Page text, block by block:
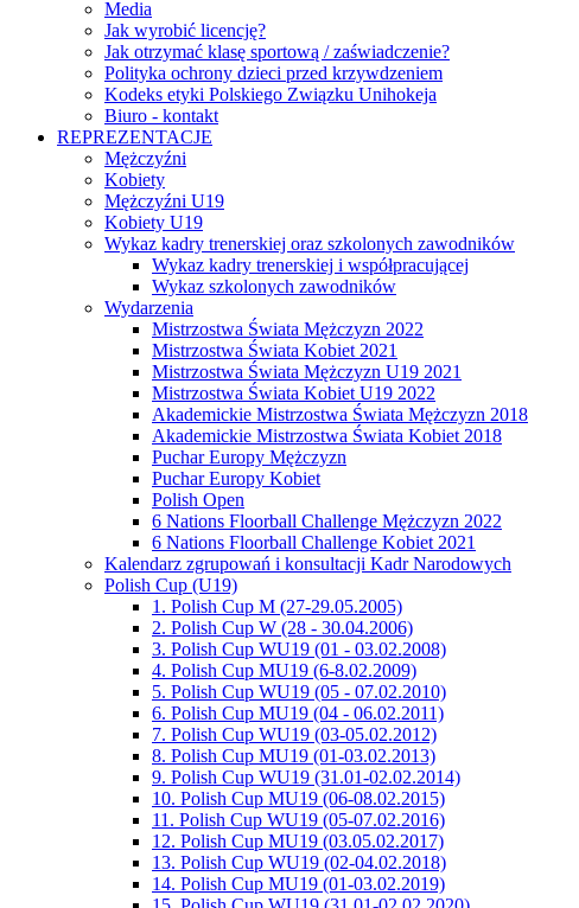
Media
Jak wyrobić licencję?
Jak otrzymać klasę sportową / zaświadczenie?
Polityka ochrony dzieci przed krzywdzeniem
Kodeks etyki Polskiego Związku Unihokeja
Biuro - kontakt
REPREZENTACJE
Mężczyźni
Kobiety
Mężczyźni U19
Kobiety U19
Wykaz kadry trenerskiej oraz szkolonych zawodników
Wykaz kadry trenerskiej i współpracującej
Wykaz szkolonych zawodników
Wydarzenia
Mistrzostwa Świata Mężczyzn 2022
Mistrzostwa Świata Kobiet 2021
Mistrzostwa Świata Mężczyzn U19 2021
Mistrzostwa Świata Kobiet U19 2022
Akademickie Mistrzostwa Świata Mężczyzn 2018
Akademickie Mistrzostwa Świata Kobiet 2018
Puchar Europy Mężczyzn
Puchar Europy Kobiet
Polish Open
6 Nations Floorball Challenge Mężczyzn 2022
6 Nations Floorball Challenge Kobiet 2021
Kalendarz zgrupowań i konsultacji Kadr Narodowych
Polish Cup (U19)
1. Polish Cup M (27-29.05.2005)
2. Polish Cup W (28 - 30.04.2006)
3. Polish Cup WU19 (01 - 03.02.2008)
4. Polish Cup MU19 (6-8.02.2009)
5. Polish Cup WU19 (05 - 07.02.2010)
6. Polish Cup MU19 (04 - 06.02.2011)
7. Polish Cup WU19 (03-05.02.2012)
8. Polish Cup MU19 (01-03.02.2013)
9. Polish Cup WU19 (31.01-02.02.2014)
10. Polish Cup MU19 (06-08.02.2015)
11. Polish Cup WU19 (05-07.02.2016)
12. Polish Cup MU19 (03.05.02.2017)
13. Polish Cup WU19 (02-04.02.2018)
14. Polish Cup MU19 (01-03.02.2019)